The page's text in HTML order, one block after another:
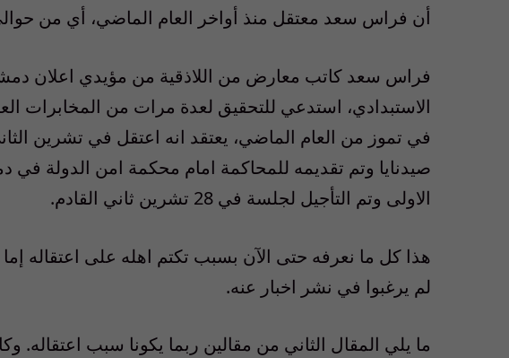
أن فراس سعد معتقل منذ أواخر العام الماضي، أي من حوالي 10
فراس سعد كاتب معارض من اللاذقية من مؤيدي اعلان
الاستبدادي، استدعي للتحقيق لعدة مرات من المخابرات
في تموز من العام الماضي، يعتقد انه اعتقل في تشرين
صيدنايا وتم تقديمه للمحاكمة امام محكمة امن الدولة
الاولى وتم التأجيل لجلسة في 28 تشرين ثاني القادم.
هذا كل ما نعرفه حتى الآن بسبب تكتم اهله على اعتقاله إما
لم يرغبوا في نشر اخبار عنه.
ما يلي المقال الثاني من مقالين ربما يكونا سبب